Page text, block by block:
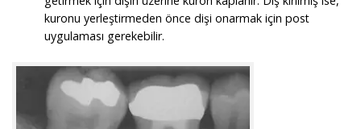
kuronu yerleştirmeden önce dişi onarmak için post
uygulaması gerekebilir.